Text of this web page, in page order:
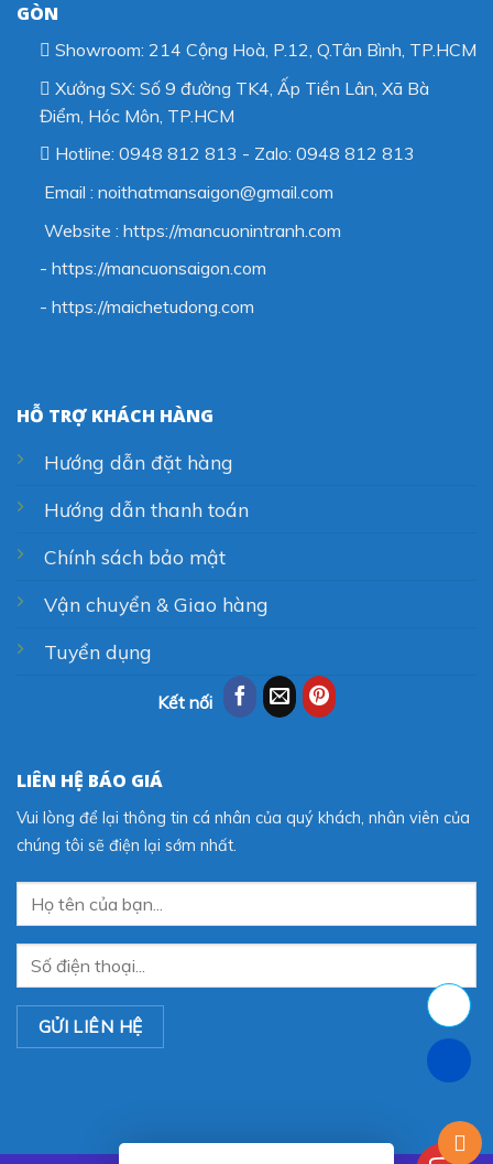
GÒN
Showroom: 214 Cộng Hoà, P.12, Q.Tân Bình, TP.HCM
Xưởng SX: Số 9 đường TK4, Ấp Tiền Lân, Xã Bà
Điểm, Hóc Môn, TP.HCM
Hotline: 0948 812 813 - Zalo: 0948 812 813
Email : noithatmansaigon@gmail.com
Website : https://mancuonintranh.com
- https://mancuonsaigon.com
- https://maichetudong.com
HỖ TRỢ KHÁCH HÀNG
Hướng dẫn đặt hàng
Hướng dẫn thanh toán
Chính sách bảo mật
Vận chuyển & Giao hàng
Tuyển dụng
Kết nối
LIÊN HỆ BÁO GIÁ
Vui lòng để lại thông tin cá nhân của quý khách, nhân viên của
chúng tôi sẽ điện lại sớm nhất.